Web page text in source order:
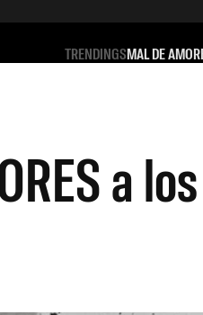
TRENDINGSMAL DE
a